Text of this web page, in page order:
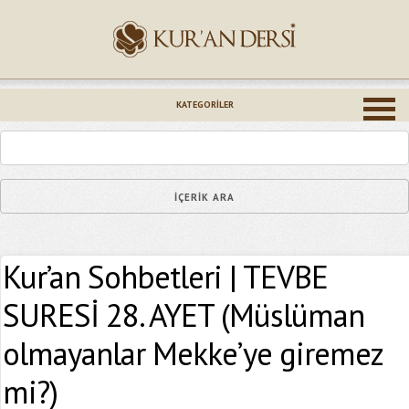
KATEGORILER
Kur’an Sohbetleri | TEVBE
SURESİ 28. AYET (Müslüman
olmayanlar Mekke’ye giremez
mi?)
Epostanız (*)
Yaşadığınız Hatanın Ayrıntıları
Bağlantıyı Gönderin